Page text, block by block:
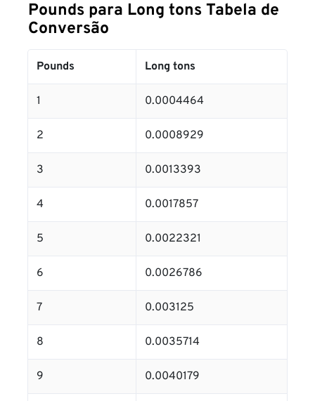
Pounds para Long tons Tabela de
Conversão
Pounds Long tons
1 0.0004464
2 0.0008929
3 0.0013393
4 0.0017857
5 0.0022321
6 0.0026786
7 0.003125
8 0.0035714
9 0.0040179